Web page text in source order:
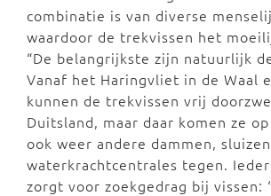
combinatie is van diverse
waardoor de trekvissen het
“De belangrijkste zijn natuurlijk
Vanaf het Haringvliet in de Waal
kunnen de trekvissen vrij
Duitsland, maar daar komen ze
ook weer andere dammen,
waterkrachtcentrales tegen.
zorgt voor zoekgedrag bij vissen: